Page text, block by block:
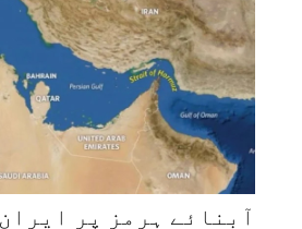
آبنائے ہرمز پر ایران